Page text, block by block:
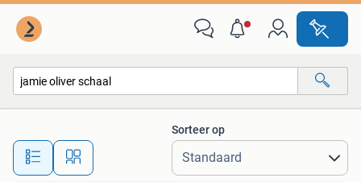
Alle afstanden…
Sorteer op